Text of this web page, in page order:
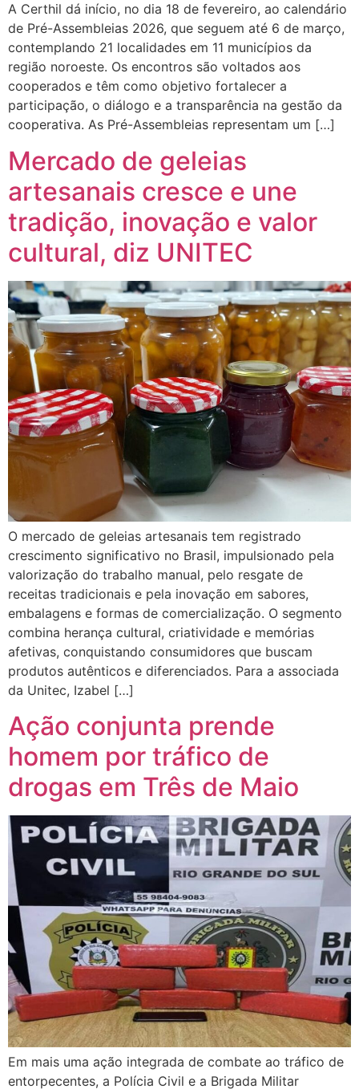
A Certhil dá início, no dia 18 de fevereiro, ao calendário
de Pré-Assembleias 2026, que seguem até 6 de março,
contemplando 21 localidades em 11 municípios da
região noroeste. Os encontros são voltados aos
cooperados e têm como objetivo fortalecer a
participação, o diálogo e a transparência na gestão da
cooperativa. As Pré-Assembleias representam um […]
Mercado de geleias
artesanais cresce e une
tradição, inovação e valor
cultural, diz UNITEC
O mercado de geleias artesanais tem registrado
crescimento significativo no Brasil, impulsionado pela
valorização do trabalho manual, pelo resgate de
receitas tradicionais e pela inovação em sabores,
embalagens e formas de comercialização. O segmento
combina herança cultural, criatividade e memórias
afetivas, conquistando consumidores que buscam
produtos autênticos e diferenciados. Para a associada
da Unitec, Izabel […]
Ação conjunta prende
homem por tráfico de
drogas em Três de Maio
Em mais uma ação integrada de combate ao tráfico de
entorpecentes, a Polícia Civil e a Brigada Militar